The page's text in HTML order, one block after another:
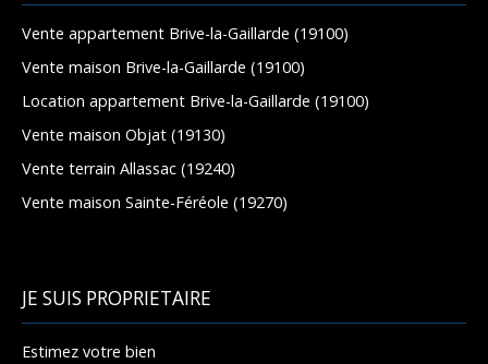
Vente appartement Brive-la-Gaillarde (19100)
Vente maison Brive-la-Gaillarde (19100)
Location appartement Brive-la-Gaillarde (19100)
Vente maison Objat (19130)
Vente terrain Allassac (19240)
Vente maison Sainte-Féréole (19270)
JE SUIS PROPRIETAIRE
Estimez votre bien